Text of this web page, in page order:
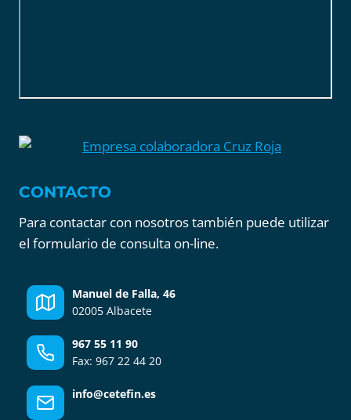
CONTACTO
Para contactar con nosotros también puede utilizar
el formulario de consulta on-line.
Manuel de Falla, 46
02005 Albacete
967 55 11 90
Fax: 967 22 44 20
info@cetefin.es